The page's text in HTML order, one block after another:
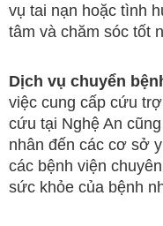
vụ tai nạn hoặc tình
tâm và chăm sóc tốt
Dịch vụ chuyển
việc cung cấp cứu
cứu tại Nghệ An
nhân đến các cơ sở
các bệnh viện
sức khỏe của bệnh